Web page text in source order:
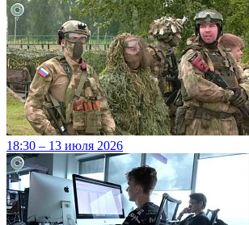
18:30 – 13 июля 2026